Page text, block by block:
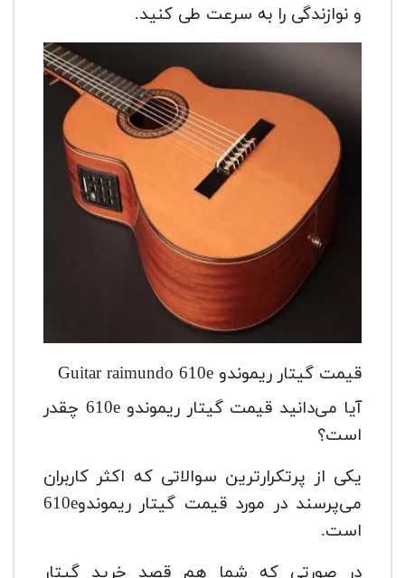
و نوازندگی را به سرعت طی کنید.
قیمت گیتار ریموندو Guitar raimundo 610e
آیا می‌دانید قیمت گیتار ریموندو 610e چقدر
است؟
یکی از پرتکرارترین سوالاتی که اکثر کاربران
می‌پرسند در مورد قیمت گیتار ریموندو610e
است.
در صورتی که شما هم قصد خرید گیتار